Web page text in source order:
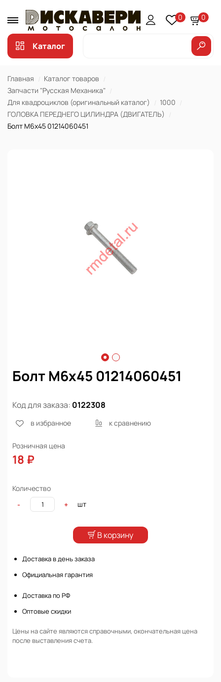
0 0
Каталог
Главная
Каталог товаров
Запчасти "Русская Механика"
Для квадроциклов (оригинальный каталог)
1000
ГОЛОВКА ПЕРЕДНЕГО ЦИЛИНДРА (ДВИГАТЕЛЬ)
Болт М6х45 01214060451
Болт М6х45 01214060451
Код для заказа: 0122308
в избранное к сравнению
Розничная цена
18 ₽
Количество
-
+ шт
В корзину
Доставка в день заказа
Официальная гарантия
Доставка по РФ
Оптовые скидки
Цены на сайте являются справочными, окончательная цена
после выставления счета.